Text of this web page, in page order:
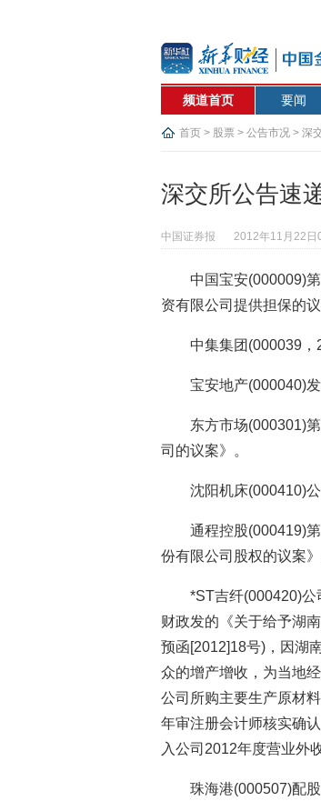
频道首页 要闻
首页 > 股票 > 公告市况 > 深
深交所公告速
中国证券报 2012年11月22日
中国宝安(000009)
资有限公司提供担保的议
中集集团(000039，
宝安地产(000040)
东方市场(000301)
司的议案》。
沈阳机床(000410)
通程控股(000419)
份有限公司股权的议案》
*ST吉纤(000420)
财政发的《关于给予湖
预函[2012]18号)，因湖
众的增产增收，为当地
公司所购主要生产原材
年审注册会计师核实确
入公司2012年度营业外
珠海港(000507)配